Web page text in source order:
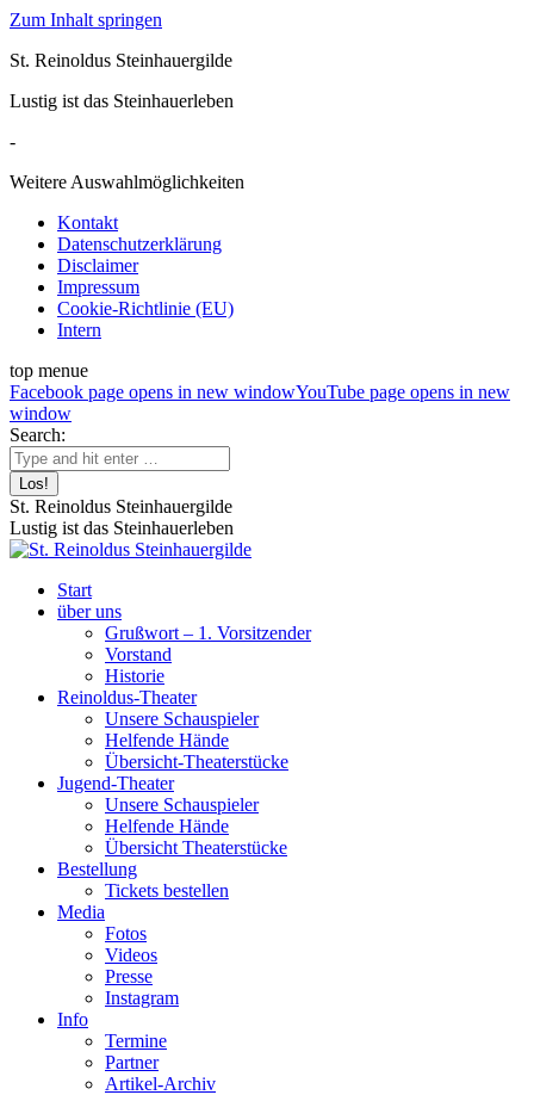
Zum Inhalt springen
St. Reinoldus Steinhauergilde
Lustig ist das Steinhauerleben
-
Weitere Auswahlmöglichkeiten
Kontakt
Datenschutzerklärung
Disclaimer
Impressum
Cookie-Richtlinie (EU)
Intern
top menue
Facebook page opens in new windowYouTube page opens in new
window
Search:
St. Reinoldus Steinhauergilde
Lustig ist das Steinhauerleben
Start
über uns
Grußwort – 1. Vorsitzender
Vorstand
Historie
Reinoldus-Theater
Unsere Schauspieler
Helfende Hände
Übersicht-Theaterstücke
Jugend-Theater
Unsere Schauspieler
Helfende Hände
Übersicht Theaterstücke
Bestellung
Tickets bestellen
Media
Fotos
Videos
Presse
Instagram
Info
Termine
Partner
Artikel-Archiv